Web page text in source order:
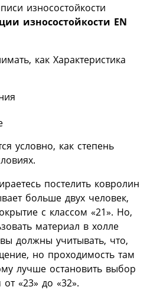
износостойкости
износостойкости EN
как Характеристика
условно, как степень
постелить ковролин
больше двух человек,
с классом «21». Но,
материал в холле
должны учитывать, что,
но проходимость там
лучше остановить выбор
«23» до «32».